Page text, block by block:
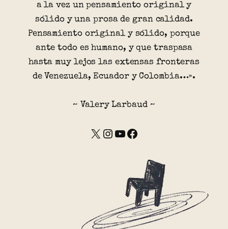
a la vez un pensamiento original y
sólido y una prosa de gran calidad.
Pensamiento original y sólido, porque
ante todo es humano, y que traspasa
hasta muy lejos las extensas fronteras
de Venezuela, Ecuador y Colombia…».
~ Valery Larbaud ~
X Instagram YouTube Facebook